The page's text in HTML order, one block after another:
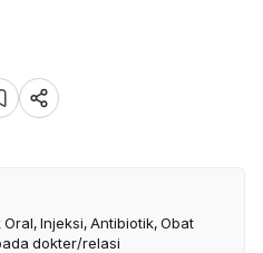
Injeksi, Antibiotik, Obat
dokter/relasi